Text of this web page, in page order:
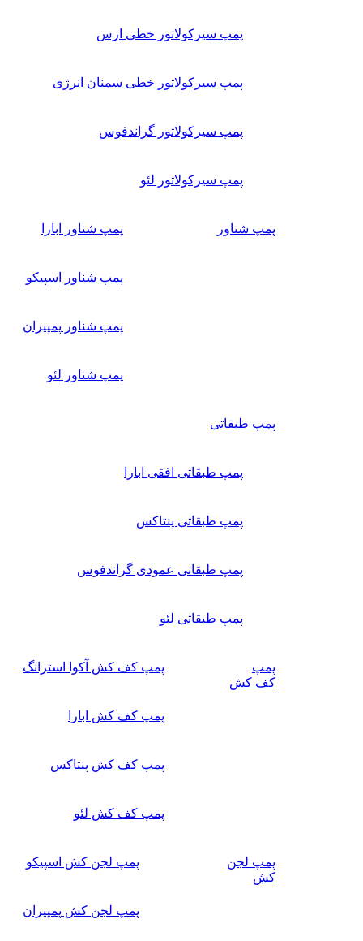
پمپ سیرکولاتور خطی ارس
پمپ سیرکولاتور خطی سمنان انرژی
پمپ سیرکولاتور گراندفوس
پمپ سیرکولاتور لئو
پمپ شناور پمپ شناور ابارا
پمپ شناور اسپیکو
پمپ شناور پمپیران
پمپ شناور لئو
پمپ طبقاتی
پمپ طبقاتی افقی ابارا
پمپ طبقاتی پنتاکس
پمپ طبقاتی عمودی گراندفوس
پمپ طبقاتی لئو
پمپ
کف کش
پمپ کف کش آکوا استرانگ
پمپ کف کش ابارا
پمپ کف کش پنتاکس
پمپ کف کش لئو
پمپ لجن
کش
پمپ لجن کش اسپیکو
پمپ لجن کش پمپیران